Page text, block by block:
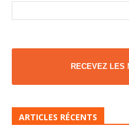
RECEVEZ LES
ARTICLES RÉCENTS